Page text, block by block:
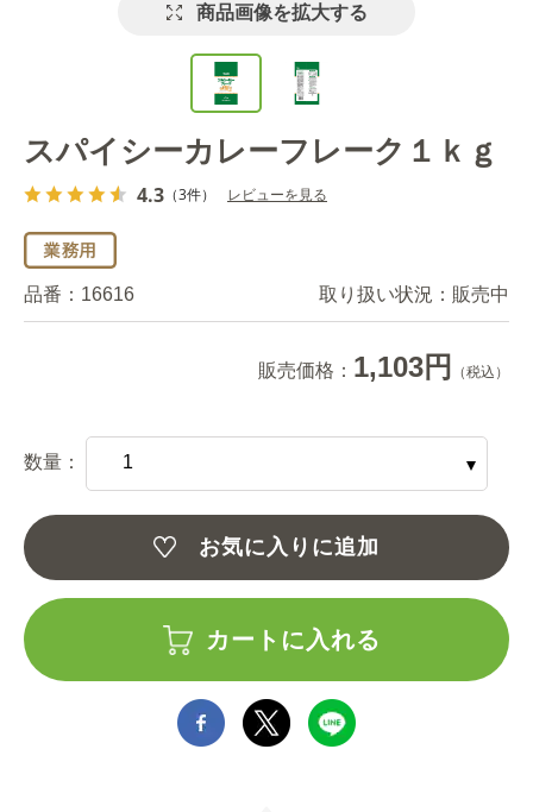
商品画像を拡大する
スパイシーカレーフレーク１ｋｇ
4.3 （3件） レビューを見る
品番： 16616 取り扱い状況： 販売中
販売価格： 1,103円 （税込）
数量：
お気に入りに追加
カートに入れる